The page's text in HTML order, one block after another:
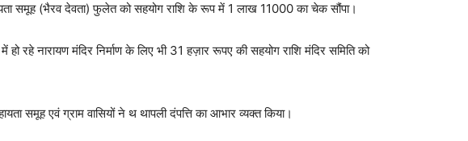
समूह (भैरव देवता) फुलेत को सहयोग राशि के रूप में 1 लाख 11000 का चेक सौंपा।
हो रहे नारायण मंदिर निर्माण के लिए भी 31 हज़ार रूपए की सहयोग राशि मंदिर समिति को
समूह एवं ग्राम वासियों ने थ थापली दंपत्ति का आभार व्यक्त किया।